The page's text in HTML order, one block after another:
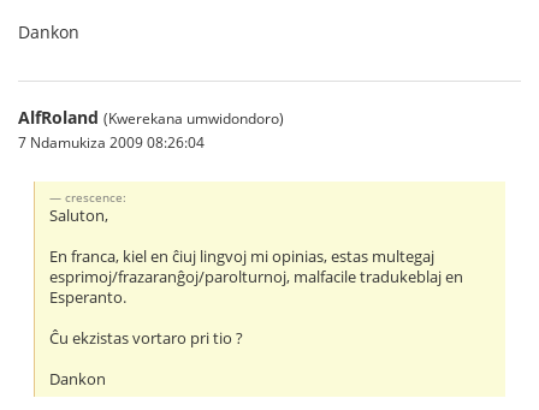
Dankon
AlfRoland (Kwerekana umwidondoro)
7 Ndamukiza 2009 08:26:04
crescence:
Saluton,
En franca, kiel en ĉiuj lingvoj mi opinias, estas multegaj
esprimoj/frazaranĝoj/parolturnoj, malfacile tradukeblaj en
Esperanto.
Ĉu ekzistas vortaro pri tio ?
Dankon